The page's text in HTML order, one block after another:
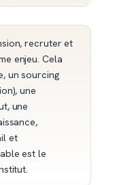
recruter et
enjeu. Cela
un sourcing
une
une
et
est le